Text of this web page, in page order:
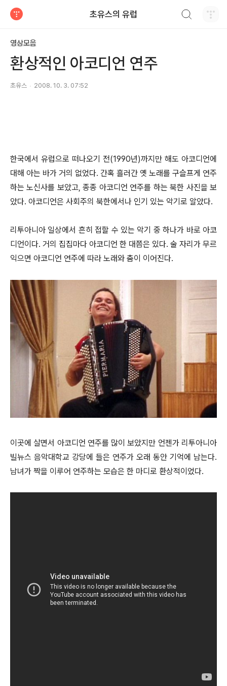
초유스의 유럽
영상모음
환상적인 아코디언 연주
초유스 2008. 10. 3. 07:52
한국에서 유럽으로 떠나오기 전(1990년)까지만 해도 아코디언에
대해 아는 바가 거의 없었다. 간혹 흘러간 옛 노래를 구슬프게 연주
하는 노신사를 보았고, 종종 아코디언 연주를 하는 북한 사진을 보
았다. 아코디언은 사회주의 북한에서나 인기 있는 악기로 알았다.
리투아니아 일상에서 흔히 접할 수 있는 악기 중 하나가 바로 아코
디언이다. 거의 집집마다 아코디언 한 대쯤은 있다. 술 자리가 무르
익으면 아코디언 연주에 따라 노래와 춤이 이어진다.
이곳에 살면서 아코디언 연주를 많이 보았지만 언젠가 리투아니아
빌뉴스 음악대학교 강당에 들은 연주가 오래 동안 기억에 남는다.
남녀가 짝을 이루어 연주하는 모습은 한 마디로 환상적이었다.